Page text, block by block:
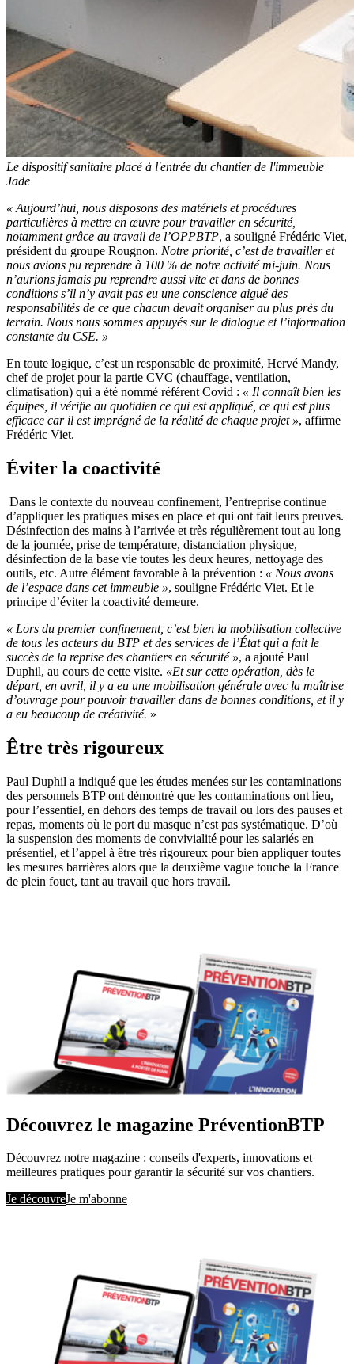
Le dispositif sanitaire placé à l'entrée du chantier de l'immeuble
Jade
« Aujourd’hui, nous disposons des matériels et procédures
particulières à mettre en œuvre pour travailler en sécurité,
notamment grâce au travail de l’OPPBTP, a souligné Frédéric Viet,
président du groupe Rougnon. Notre priorité, c’est de travailler et
nous avions pu reprendre à 100 % de notre activité mi-juin. Nous
n’aurions jamais pu reprendre aussi vite et dans de bonnes
conditions s’il n’y avait pas eu une conscience aiguë des
responsabilités de ce que chacun devait organiser au plus près du
terrain. Nous nous sommes appuyés sur le dialogue et l’information
constante du CSE. »
En toute logique, c’est un responsable de proximité, Hervé Mandy,
chef de projet pour la partie CVC (chauffage, ventilation,
climatisation) qui a été nommé référent Covid : « Il connaît bien les
équipes, il vérifie au quotidien ce qui est appliqué, ce qui est plus
efficace car il est imprégné de la réalité de chaque projet », affirme
Frédéric Viet.
Éviter la coactivité
Dans le contexte du nouveau confinement, l’entreprise continue
d’appliquer les pratiques mises en place et qui ont fait leurs preuves.
Désinfection des mains à l’arrivée et très régulièrement tout au long
de la journée, prise de température, distanciation physique,
désinfection de la base vie toutes les deux heures, nettoyage des
outils, etc. Autre élément favorable à la prévention : « Nous avons
de l’espace dans cet immeuble », souligne Frédéric Viet. Et le
principe d’éviter la coactivité demeure.
« Lors du premier confinement, c’est bien la mobilisation collective
de tous les acteurs du BTP et des services de l’État qui a fait le
succès de la reprise des chantiers en sécurité », a ajouté Paul
Duphil, au cours de cette visite. «Et sur cette opération, dès le
départ, en avril, il y a eu une mobilisation générale avec la maîtrise
d’ouvrage pour pouvoir travailler dans de bonnes conditions, et il y
a eu beaucoup de créativité. »
Être très rigoureux
Paul Duphil a indiqué que les études menées sur les contaminations
des personnels BTP ont démontré que les contaminations ont lieu,
pour l’essentiel, en dehors des temps de travail ou lors des pauses et
repas, moments où le port du masque n’est pas systématique. D’où
la suspension des moments de convivialité pour les salariés en
présentiel, et l’appel à être très rigoureux pour bien appliquer toutes
les mesures barrières alors que la deuxième vague touche la France
de plein fouet, tant au travail que hors travail.
Découvrez le magazine PréventionBTP
Découvrez notre magazine : conseils d'experts, innovations et
meilleures pratiques pour garantir la sécurité sur vos chantiers.
Je découvreJe m'abonne